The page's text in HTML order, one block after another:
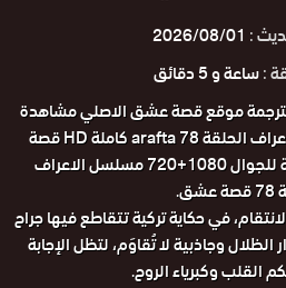
:
2026/08/01
:ساعة و 5 دقائق
الاعراف الحلقة 78 مترجمة موقع قصة عشق الاصلي مشاهدة
وتحميل المسلسل التركي الاعراف الحلقة 78 arafta كاملة HD قصة
عشق باكثر من جودة مناسبة للجوال 1080+720 مسلسل الاعراف
في حكاية تركية تتقاطع فيها جراح
وجاذبية لا تُقاوَم، لتظل الإجابة
القلب وكبرياء الروح.